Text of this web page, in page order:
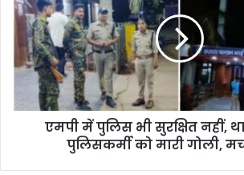
एमपी में पुलिस भी सुरक्षित नहीं,
पुलिसकर्मी को मारी गोली,